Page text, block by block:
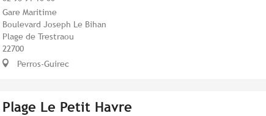
Gare Maritime
Boulevard Joseph Le Bihan
Plage de Trestraou
22700
Perros-Guirec
Plage Le Petit Havre